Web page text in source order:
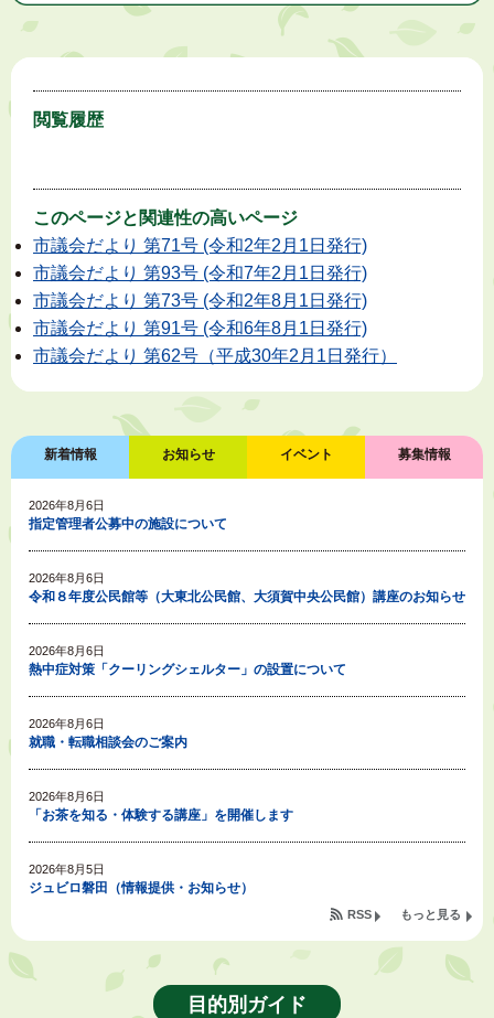
閲覧履歴
このページと 関連性の高いページ
市議会だより 第71号 (令和2年2月1日発行)
市議会だより 第93号 (令和7年2月1日発行)
市議会だより 第73号 (令和2年8月1日発行)
市議会だより 第91号 (令和6年8月1日発行)
市議会だより 第62号（平成30年2月1日発行）
新着情報 お知らせ イベント 募集情報
2026年8月6日
指定管理者公募中の施設について
2026年8月6日
令和８年度公民館等（大東北公民館、大須賀中央公民館）講座のお知らせ
2026年8月6日
熱中症対策「クーリングシェルター」の設置について
2026年8月6日
就職・転職相談会のご案内
2026年8月6日
「お茶を知る・体験する講座」を開催します
2026年8月5日
ジュビロ磐田（情報提供・お知らせ）
2026年8月5日
掛川市広告入り窓口封筒無償提供者募集
もっと見る
RSS
目的別ガイド